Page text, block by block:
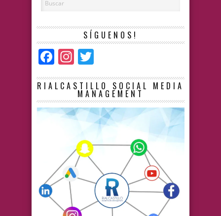
SÍGUENOS!
Facebook
Instagram
RIALCASTILLO SOCIAL MEDIA
MANAGEMENT